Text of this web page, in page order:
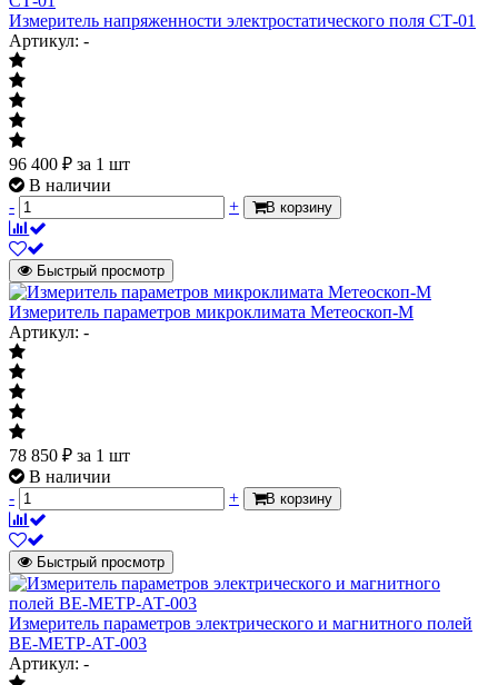
Измеритель напряженности электростатического поля СТ-01
Артикул: -
96 400 ₽ за 1 шт
В наличии
-
+ В корзину
Быстрый просмотр
Измеритель параметров микроклимата Метеоскоп-М
Артикул: -
78 850 ₽ за 1 шт
В наличии
-
+ В корзину
Быстрый просмотр
Измеритель параметров электрического и магнитного полей
BE-МЕТР-АТ-003
Артикул: -